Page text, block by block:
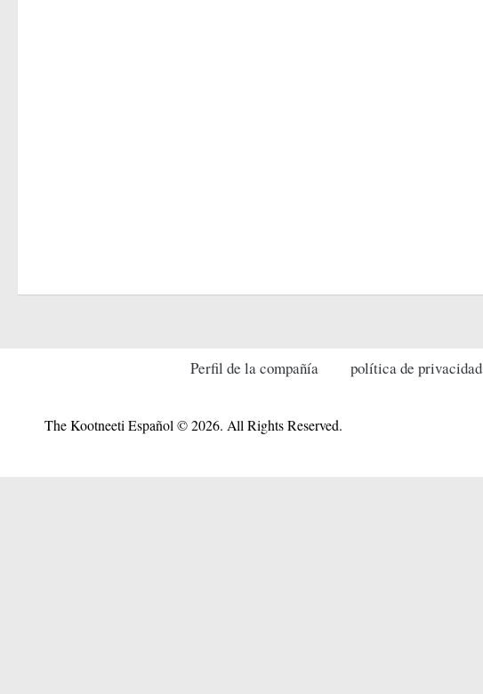
Perfil de la compañía política de privacidad
The Kootneeti Español © 2026. All Rights Reserved.